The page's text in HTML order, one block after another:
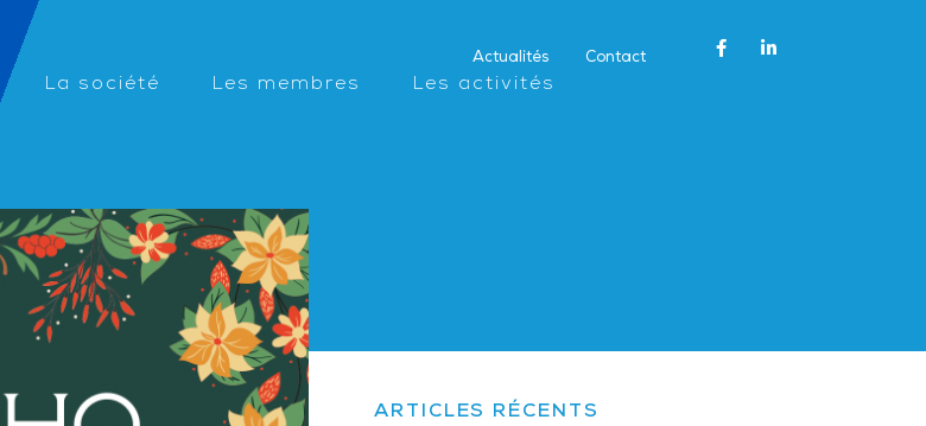
Actualités Contact
La société Les membres Les activités
ARTICLES RÉCENTS